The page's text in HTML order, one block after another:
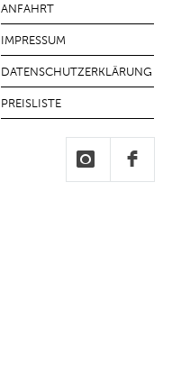
ANFAHRT
IMPRESSUM
DATENSCHUTZERKLÄRUNG
PREISLISTE